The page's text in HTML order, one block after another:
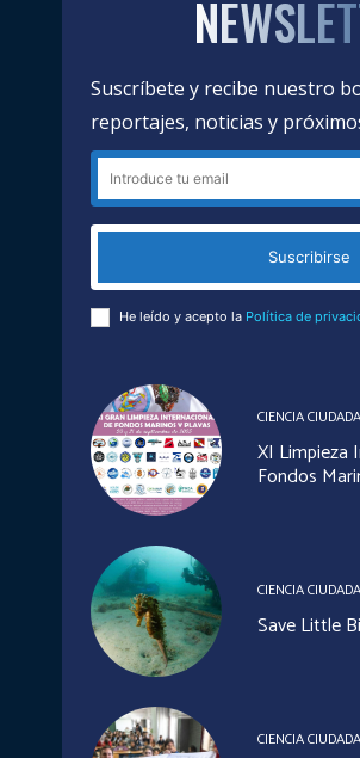
Suscríbete y recibe nuestro
reportajes, noticias y
Suscribirse
He leído y acepto la Política de
CIENCIA
XI Limpieza
Fondos
CIENCIA
Save Little
CIENCIA